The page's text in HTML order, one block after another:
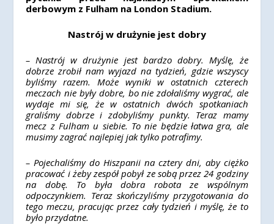
derbowym z Fulham na London Stadium.
Nastrój w drużynie jest dobry
– Nastrój w drużynie jest bardzo dobry. Myślę, że
dobrze zrobił nam wyjazd na tydzień, gdzie wszyscy
byliśmy razem. Może wyniki w ostatnich czterech
meczach nie były dobre, bo nie zdołaliśmy wygrać, ale
wydaje mi się, że w ostatnich dwóch spotkaniach
graliśmy dobrze i zdobyliśmy punkty. Teraz mamy
mecz z Fulham u siebie. To nie będzie łatwa gra, ale
musimy zagrać najlepiej jak tylko potrafimy.
– Pojechaliśmy do Hiszpanii na cztery dni, aby ciężko
pracować i żeby zespół pobył ze sobą przez 24 godziny
na dobę. To była dobra robota ze wspólnym
odpoczynkiem. Teraz skończyliśmy przygotowania do
tego meczu, pracując przez cały tydzień i myślę, że to
było przydatne.